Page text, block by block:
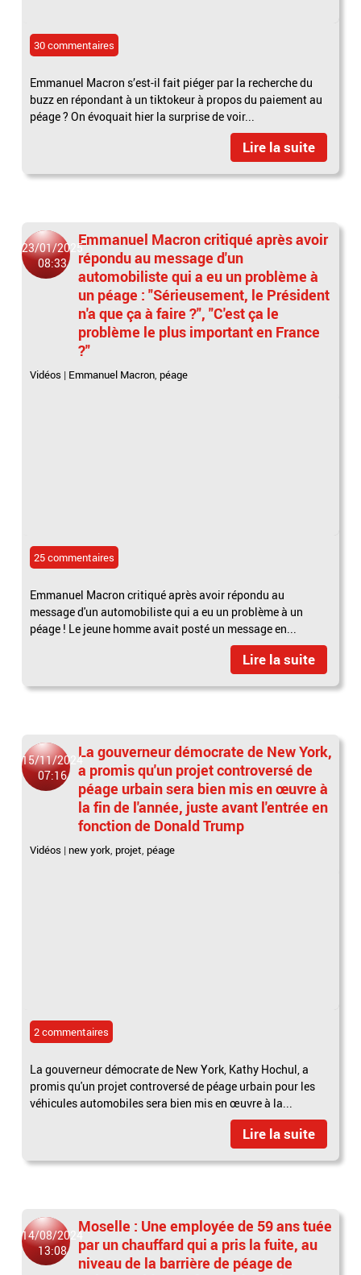
30 commentaires
Emmanuel Macron s’est-il fait piéger par la recherche du
buzz en répondant à un tiktokeur à propos du paiement au
péage ? On évoquait hier la surprise de voir...
Lire la suite
23/01/2025
08:33
Emmanuel Macron critiqué après avoir
répondu au message d'un
automobiliste qui a eu un problème à
un péage : "Sérieusement, le Président
n'a que ça à faire ?", "C'est ça le
problème le plus important en France
?"
Vidéos | Emmanuel Macron, péage
25 commentaires
Emmanuel Macron critiqué après avoir répondu au
message d'un automobiliste qui a eu un problème à un
péage ! Le jeune homme avait posté un message en...
Lire la suite
15/11/2024
07:16
La gouverneur démocrate de New York,
a promis qu'un projet controversé de
péage urbain sera bien mis en œuvre à
la fin de l'année, juste avant l'entrée en
fonction de Donald Trump
Vidéos | new york projet péage
2 commentaires
La gouverneur démocrate de New York, Kathy Hochul, a
promis qu'un projet controversé de péage urbain pour les
véhicules automobiles sera bien mis en œuvre à la...
Lire la suite
14/08/2024
13:08
Moselle : Une employée de 59 ans tuée
par un chauffard qui a pris la fuite, au
niveau de la barrière de péage de